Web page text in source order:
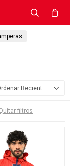
Recientes
Quitar filtros